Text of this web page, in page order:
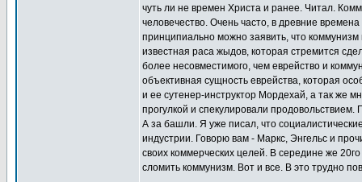
чуть ли не времен Христа и ранее. Читал.
человечество. Очень часто, в древние
принципиально можно заявить, что коммунизм
известная раса жыдов, которая стремится
более несовместимого, чем еврейство и
объективная сущность еврейства, которая
и ее сутенер-инструктор Мордехай, а так же
прогулкой и спекулировали продовольствием.
А за башли. Я уже писал, что
индустрии. Говорю вам - Маркс, Энгельс и
своих коммерческих целей. В середине же
сломить коммунизм. Вот и все. В это трудно